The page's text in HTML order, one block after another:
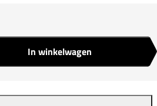
In winkelwagen